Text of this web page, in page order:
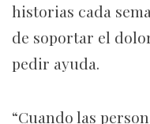
historias cada
de soportar el
pedir ayuda.
“Cuando las